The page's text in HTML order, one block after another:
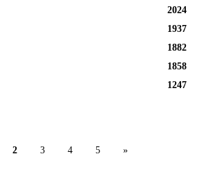
2024
1937
1882
1858
1247
2 3 4 5 »